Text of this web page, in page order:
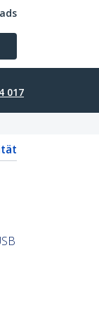
017